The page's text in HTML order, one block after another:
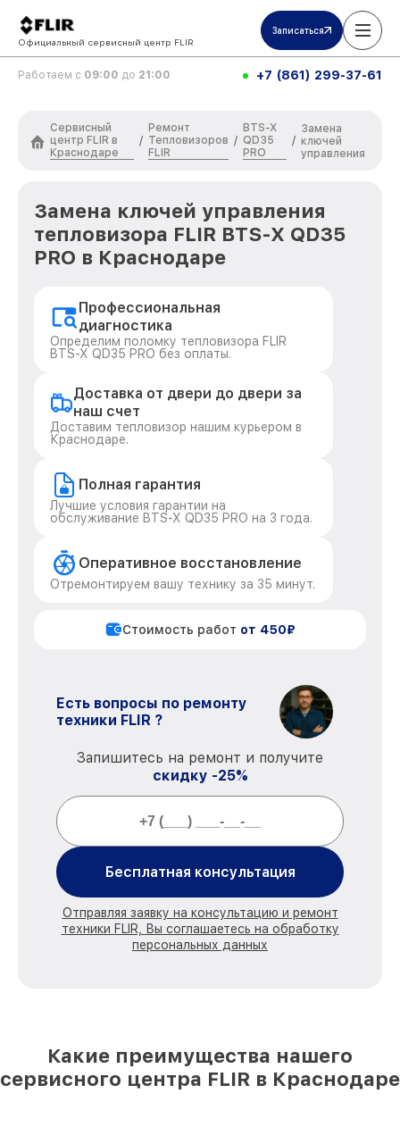
Официальный сервисный центр FLIR
Записаться
Работаем с 09:00 до 21:00 +7 (861) 299-37-61
Сервисный
центр FLIR в
Краснодаре
/
Ремонт
Тепловизоров
FLIR
/
BTS-X
QD35
PRO
/
Замена
ключей
управления
Замена ключей управления
тепловизора FLIR BTS-X QD35
PRO в Краснодаре
Профессиональная
диагностика
Определим поломку тепловизора FLIR
BTS-X QD35 PRO без оплаты.
Доставка от двери до двери за
наш счет
Доставим тепловизор нашим курьером в
Краснодаре.
Полная гарантия
Лучшие условия гарантии на
обслуживание BTS-X QD35 PRO на 3 года.
Оперативное восстановление
Отремонтируем вашу технику за 35 минут.
Стоимость работ от 450₽
Есть вопросы по ремонту
техники FLIR ?
Запишитесь на ремонт и получите
скидку -25%
Бесплатная консультация
Отправляя заявку на консультацию и ремонт
техники FLIR, Вы соглашаетесь на обработку
персональных данных
Какие преимущества нашего
сервисного центра FLIR в Краснодаре